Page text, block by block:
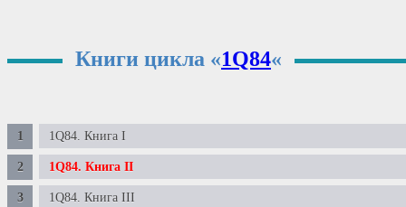
Книги цикла «1Q84«
1Q84. Книга І
1Q84. Книга ІІ
1Q84. Книга ІІІ